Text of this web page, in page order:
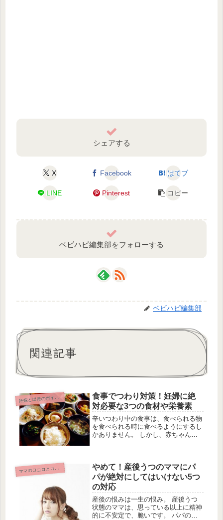
シェアする
X Facebook はてブ
LINE Pinterest コピー
ベビハピ編集部をフォローする
ベビハピ編集部
関連記事
妊
娠と出産のポイント
食事でつわり対策！妊婦に絶
対必要な3つの食材や栄養素
辛いつわり中の食事は、食べられる物
を食べられる時に食べるようにするし
かありません。 しかし、赤ちゃんを
材や栄養素3つをご紹介します。葉酸
で...
マ
マのココロとカラダ
やめて！産後うつのママにパ
パが絶対にしてはいけない5つ
の対応
産後の恨みは一生の恨み。 産後うつ
状態のママは、思っている以上に精神
的に不安定で、脆いです。 パパのや